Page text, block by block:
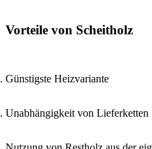
Vorteile von Scheitholz
Günstigste Heizvariante
Unabhängigkeit von Lieferketten